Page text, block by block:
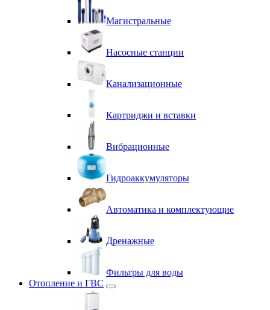
Магистральные
Насосные станции
Канализационные
Картриджи и вставки
Вибрационные
Гидроаккумуляторы
Автоматика и комплектующие
Дренажные
Фильтры для воды
Отопление и ГВС